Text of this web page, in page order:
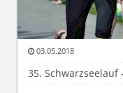
03.05.2018
35. Schwarzseelauf